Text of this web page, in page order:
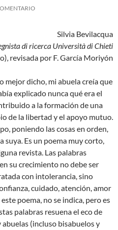
Silvia Bevilacqua
di ricerca Università di Chieti
revisada por F. García Moriyón
mejor dicho, mi abuela creía que
explicado nunca qué era el
a la formación de una
de la libertad y el apoyo mutuo.
poniendo las cosas en orden,
Es un poema muy corto,
revista. Las palabras
su crecimiento no debe ser
con intolerancia, sino
cuidado, atención, amor
poema, no se indica, pero es
palabras resuena el eco de
(incluso bisabuelos y